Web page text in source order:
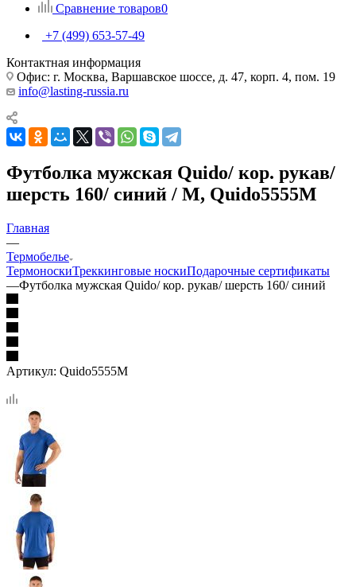
Сравнение товаров0
+7 (499) 653-57-49
Контактная информация
Офис: г. Москва, Варшавское шоссе, д. 47, корп. 4, пом. 19
info@lasting-russia.ru
Футболка мужская Quido/ кор. рукав/
шерсть 160/ синий / M, Quido5555M
Главная
—
Термобелье
ТермоноскиТреккинговые носкиПодарочные сертификаты
—Футболка мужская Quido/ кор. рукав/ шерсть 160/ синий
Артикул: Quido5555M